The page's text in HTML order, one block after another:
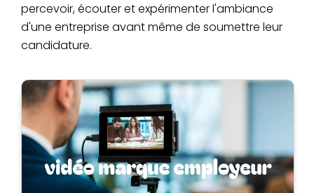
percevoir, écouter et expérimenter l'ambiance
d'une entreprise avant même de soumettre leur
candidature.